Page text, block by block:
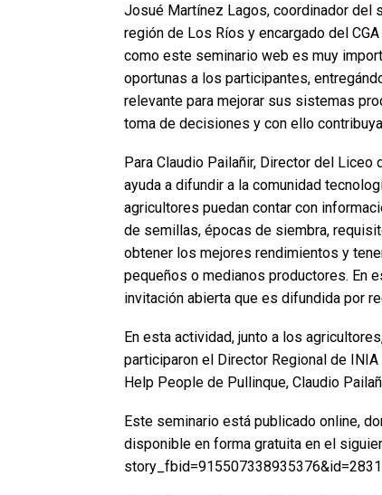
Josué Martínez Lagos, coordinador del
región de Los Ríos y encargado del
como este seminario web es muy
oportunas a los participantes,
relevante para mejorar sus sistemas
toma de decisiones y con ello
Para Claudio Pailañir, Director del
ayuda a difundir a la comunidad
agricultores puedan contar con
de semillas, épocas de siembra,
obtener los mejores rendimientos y
pequeños o medianos productores. En
invitación abierta que es difundida por
En esta actividad, junto a los
participaron el Director Regional de
Help People de Pullinque, Claudio
Este seminario está publicado online,
disponible en forma gratuita en el